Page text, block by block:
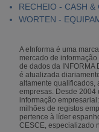
RECHEIO - CASH &
WORTEN -
A eInforma é uma
mercado de
de dados da INFORMA
é atualizada
altamente qualificados,
empresas. Desde 2004
informação
milhões de registos
pertence à líder
CESCE, especializado